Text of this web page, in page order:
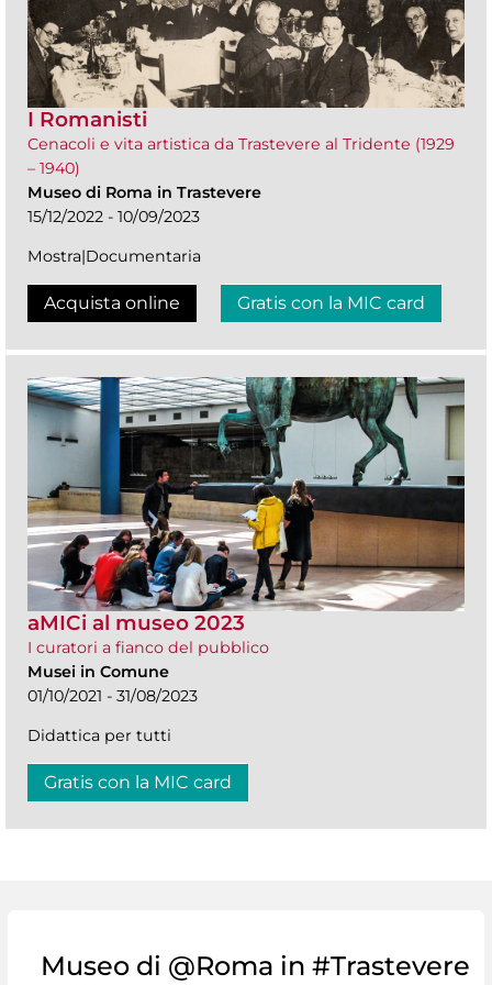
I Romanisti
Cenacoli e vita artistica da Trastevere al Tridente (1929
– 1940)
Museo di Roma in Trastevere
15/12/2022 - 10/09/2023
Mostra|Documentaria
Acquista online Gratis con la MIC card
aMICi al museo 2023
I curatori a fianco del pubblico
Musei in Comune
01/10/2021 - 31/08/2023
Didattica per tutti
Gratis con la MIC card
Museo di @Roma in #Trastevere